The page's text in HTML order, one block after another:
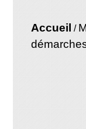
Accueil /